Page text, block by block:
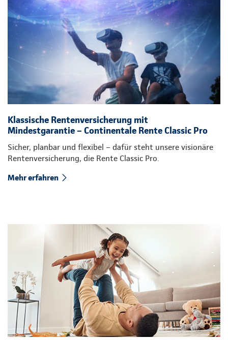
Klassische Rentenversicherung mit
Mindestgarantie – Continentale Rente Classic Pro
Sicher, planbar und flexibel – dafür steht unsere visionäre
Rentenversicherung, die Rente Classic Pro.
Mehr erfahren